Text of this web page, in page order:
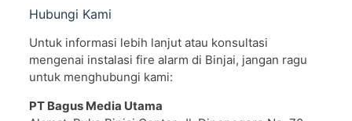
Hubungi Kami
Untuk informasi lebih lanjut atau konsultasi
mengenai instalasi fire alarm di Binjai, jangan ragu
untuk menghubungi kami:
PT Bagus Media Utama